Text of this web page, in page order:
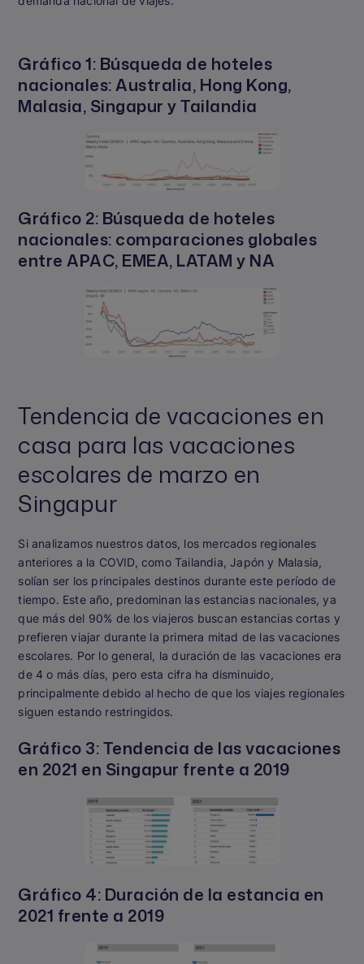
Gráfico 1: Búsqueda de hoteles
nacionales: Australia, Hong Kong,
Malasia, Singapur y Tailandia
Gráfico 2: Búsqueda de hoteles
nacionales: comparaciones globales
entre APAC, EMEA, LATAM y NA
Tendencia de vacaciones en
casa para las vacaciones
escolares de marzo en
Singapur
Si analizamos nuestros datos, los mercados regionales
anteriores a la COVID, como Tailandia, Japón y Malasia,
solían ser los principales destinos durante este período de
tiempo. Este año, predominan las estancias nacionales, ya
que más del 90% de los viajeros buscan estancias cortas y
prefieren viajar durante la primera mitad de las vacaciones
escolares. Por lo general, la duración de las vacaciones era
de 4 o más días, pero esta cifra ha disminuido,
principalmente debido al hecho de que los viajes regionales
siguen estando restringidos.
Gráfico 3: Tendencia de las vacaciones
en 2021 en Singapur frente a 2019
Gráfico 4: Duración de la estancia en
2021 frente a 2019